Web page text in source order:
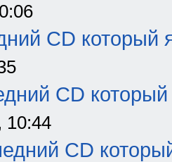
CD который
CD который
10:44
CD